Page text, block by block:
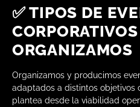
✅ TIPOS DE
ORGANIZAMOS
Organizamos y producimos
adaptados a distintos objetivos
plantea desde la viabilidad